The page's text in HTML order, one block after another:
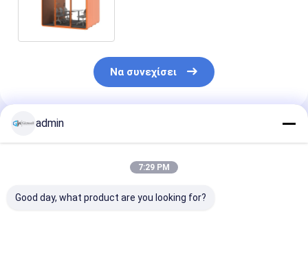
Να συνεχίσει
admin
7:29 PM
Good day, what product are you looking for?